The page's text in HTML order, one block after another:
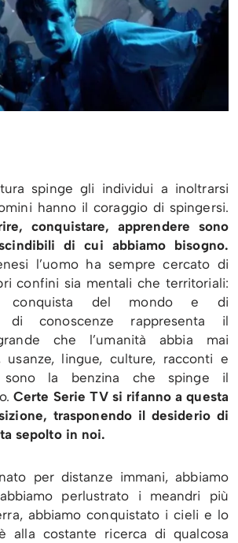
spinge gli individui a inoltrarsi
hanno il coraggio di spingersi.
conquistare, apprendere sono
di cui abbiamo bisogno.
l’uomo ha sempre cercato di
confini sia mentali che territoriali:
del mondo e di
di conoscenze rappresenta il
che l’umanità abbia mai
usanze, lingue, culture, racconti e
sono la benzina che spinge il
Certe Serie TV si rifanno a questa
trasponendo il desiderio di
sepolto in noi.
per distanze immani, abbiamo
perlustrato i meandri più
abbiamo conquistato i cieli e lo
alla costante ricerca di qualcosa